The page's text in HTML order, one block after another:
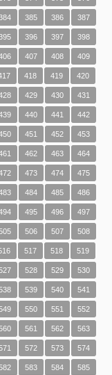
385 386 387
396 397 398
407 408 409
418 419 420
429 430 431
440 441 442
451 452 453
462 463 464
473 474 475
484 485 486
495 496 497
506 507 508
517 518 519
528 529 530
539 540 541
550 551 552
561 562 563
572 573 574
583 584 585